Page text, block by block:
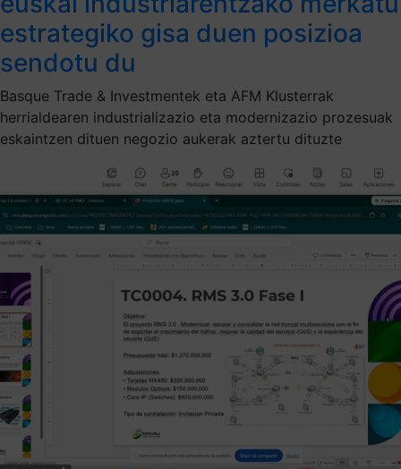
estrategiko gisa duen posizioa
sendotu du
Basque Trade & Investmentek eta AFM Klusterrak
herrialdearen industrializazio eta modernizazio prozesuak
eskaintzen dituen negozio aukerak aztertu dituzte